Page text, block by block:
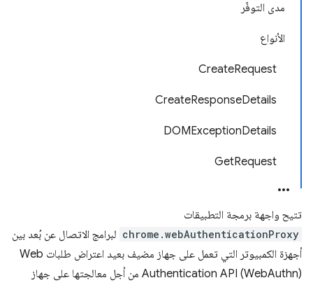
مدى التوفّر
الأنواع
CreateRequest
CreateResponseDetails
DOMExceptionDetails
GetRequest
تتيح واجهة برمجة التطبيقات
chrome.webAuthenticationProxy لبرامج الاتصال عن بُعد بين
أجهزة الكمبيوتر التي تعمل على جهاز مضيف بعيد اعتراض طلبات Web
Authentication API (WebAuthn) من أجل معالجتها على جهاز